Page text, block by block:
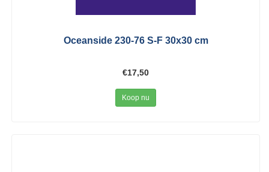
Oceanside 230-76 S-F 30x30 cm
€17,50
Koop nu